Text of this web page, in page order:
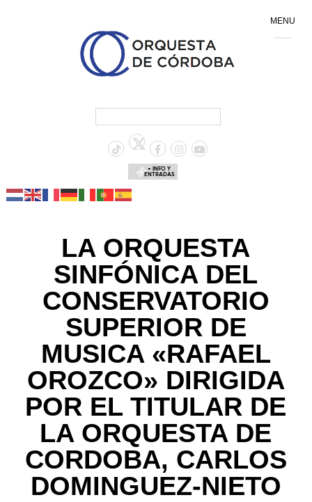
+ INFO Y
ENTRADAS
LA ORQUESTA
SINFÓNICA DEL
CONSERVATORIO
SUPERIOR DE
MUSICA «RAFAEL
OROZCO» DIRIGIDA
POR EL TITULAR DE
LA ORQUESTA DE
CORDOBA, CARLOS
DOMINGUEZ-NIETO
MENU